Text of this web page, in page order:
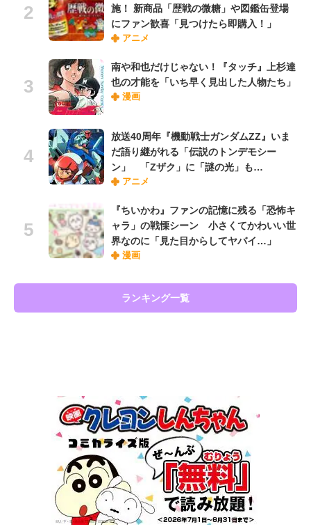
施！ 新商品「歴戦の微糖」や図鑑缶登場
にファン歓喜「見つけたら即購入！」
アニメ
南や和也だけじゃない！『タッチ』上杉達
也の才能を「いち早く見出した人物たち」
漫画
放送40周年『機動戦士ガンダムZZ』いま
だ語り継がれる「伝説のトンデモシー
ン」 「Zザク」に「謎の光」も…
アニメ
『ちいかわ』ファンの記憶に残る「恐怖キ
ャラ」の戦慄シーン 小さくてかわいい世
界なのに「見た目からしてヤバイ…」
漫画
ランキング一覧